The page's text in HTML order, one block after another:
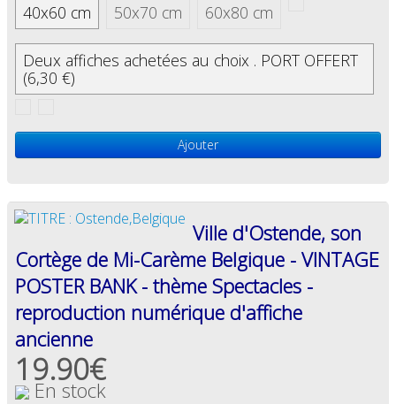
40x60 cm 50x70 cm 60x80 cm
Deux affiches achetées au choix . PORT OFFERT
(6,30 €)
Ajouter
Ville d'Ostende, son
Cortège de Mi-Carème Belgique - VINTAGE
POSTER BANK - thème Spectacles -
reproduction numérique d'affiche
ancienne
19.90€
En stock